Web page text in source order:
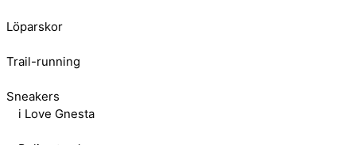
Löparskor
Trail-running
Sneakers
i Love Gnesta